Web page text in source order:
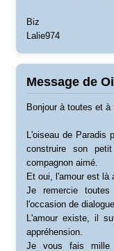
Biz
Lalie974
Message de
Bonjour à toutes et à
L'oiseau de Paradis
construire son
compagnon aimé.
Et oui, l'amour est là
Je remercie
l'occasion de
L'amour existe, il
appréhension.
Je vous fais mille